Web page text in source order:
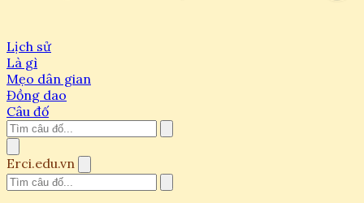
Lịch sử
Là gì
Mẹo dân gian
Đồng dao
Câu đố
Erci.edu.vn